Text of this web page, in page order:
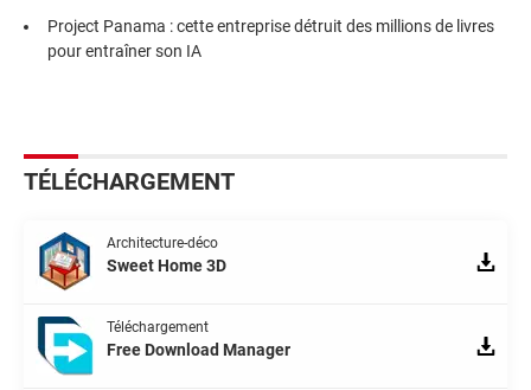
Project Panama : cette entreprise détruit des millions de livres
pour entraîner son IA
TÉLÉCHARGEMENT
Architecture-déco
Sweet Home 3D
Téléchargement
Free Download Manager